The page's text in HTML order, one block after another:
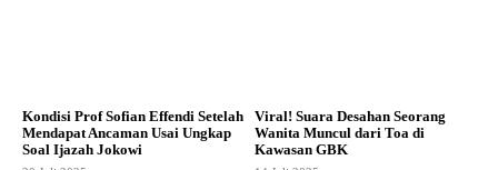
Kondisi Prof Sofian Effendi Setelah
Mendapat Ancaman Usai Ungkap
Soal Ijazah Jokowi
Viral! Suara Desahan Seorang
Wanita Muncul dari Toa di
Kawasan GBK